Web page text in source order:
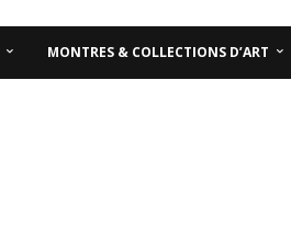
MONTRES & COLLECTIONS D’ART